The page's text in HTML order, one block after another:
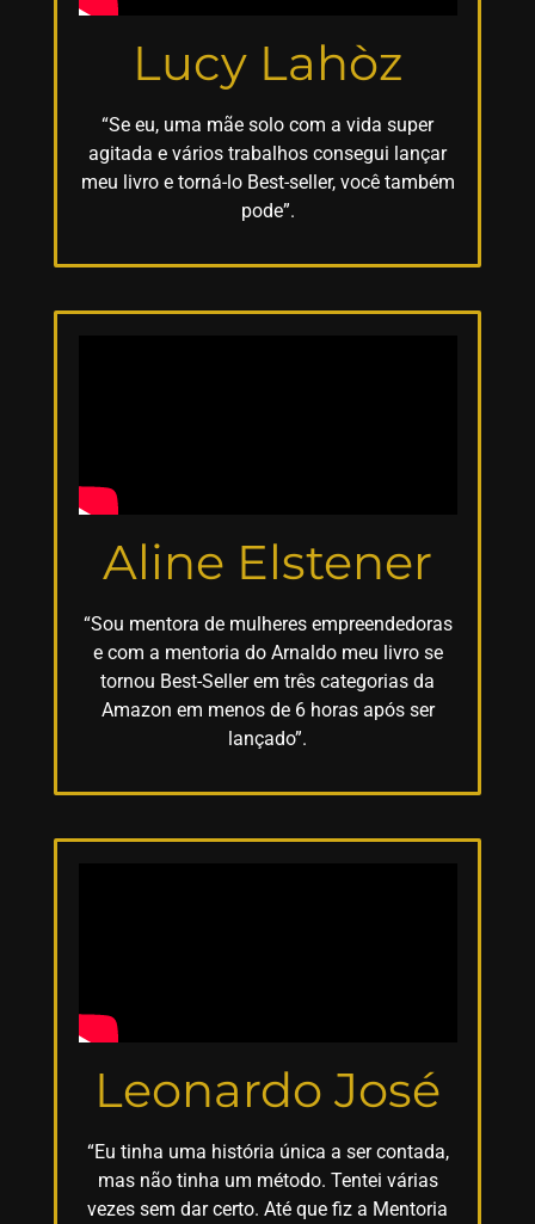
Lucy Lahòz
“Se eu, uma mãe solo com a vida super
agitada e vários trabalhos consegui lançar
meu livro e torná-lo Best-seller, você também
pode”.
Aline Elstener
“Sou mentora de mulheres empreendedoras
e com a mentoria do Arnaldo meu livro se
tornou Best-Seller em três categorias da
Amazon em menos de 6 horas após ser
lançado”.
Leonardo José
“Eu tinha uma história única a ser contada,
mas não tinha um método. Tentei várias
vezes sem dar certo. Até que fiz a Mentoria